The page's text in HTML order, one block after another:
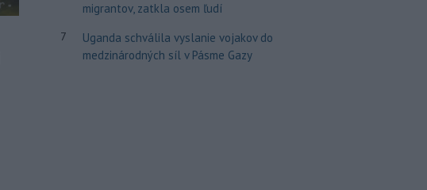
migrantov, zatkla osem ľudí
7
Uganda schválila vyslanie vojakov do
medzinárodných síl v Pásme Gazy